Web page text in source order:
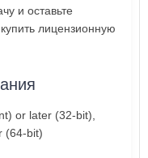
и оставьте
лицензионную
or later (32-bit),
(64-bit)